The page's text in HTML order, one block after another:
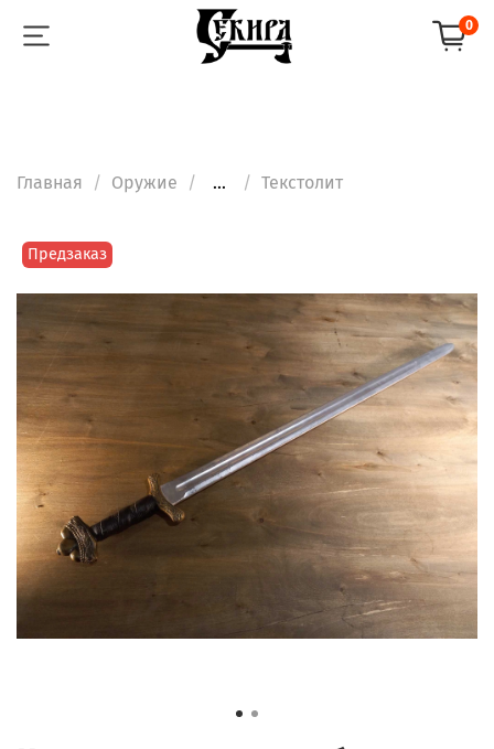
0
Главная Оружие ... Текстолит
Предзаказ